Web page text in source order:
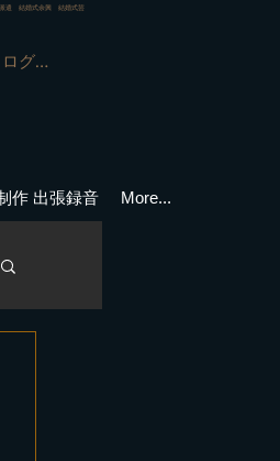
派遣 結婚式余興 結婚式芸
ログイン
作 出張録音 More...